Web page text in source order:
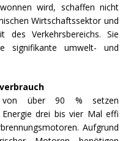
wird, schaffen nicht
Wirtschaftssektor und
des Verkehrsbereichs. Sie
signifikante umwelt- und
von über 90 % setzen
drei bis vier Mal effi
Aufgrund